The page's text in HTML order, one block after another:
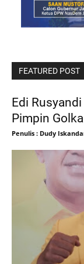
FEATURED POST
Edi
Pimpin
Penulis : Dudy